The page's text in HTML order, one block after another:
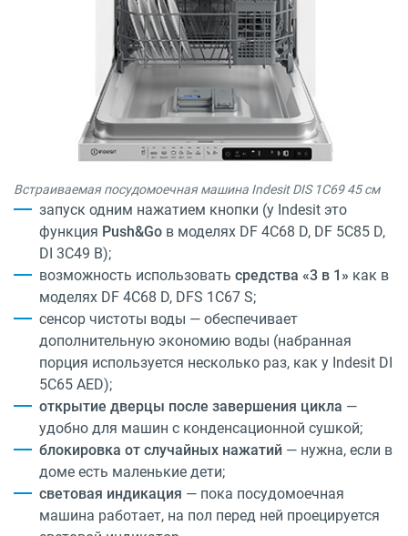
Встраиваемая посудомоечная машина Indesit DIS 1C69 45 см
запуск одним нажатием кнопки (у Indesit это
функция Push&Go в моделях DF 4C68 D, DF 5C85 D,
DI 3C49 B);
возможность использовать средства «3 в 1» как в
моделях DF 4C68 D, DFS 1C67 S;
сенсор чистоты воды — обеспечивает
дополнительную экономию воды (набранная
порция используется несколько раз, как у Indesit DI
5C65 AED);
открытие дверцы после завершения цикла —
удобно для машин с конденсационной сушкой;
блокировка от случайных нажатий — нужна, если в
доме есть маленькие дети;
световая индикация — пока посудомоечная
машина работает, на пол перед ней проецируется